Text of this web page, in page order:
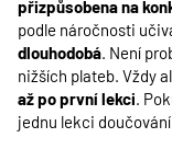
přizpůsobena na
podle náročnosti
dlouhodobá. Není
nižších plateb. Vždy
až po první lekci.
jednu lekci